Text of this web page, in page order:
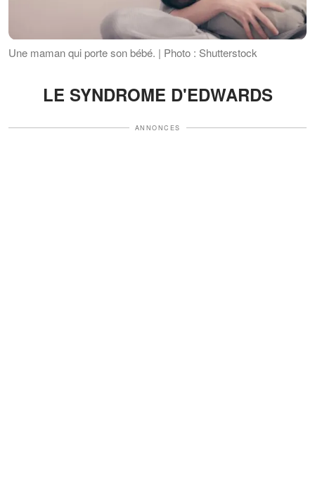
Une maman qui porte son bébé. | Photo : Shutterstock
LE SYNDROME D'EDWARDS
ANNONCES